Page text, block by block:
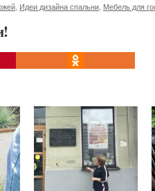
Идеи дизайна спальни Мебель для